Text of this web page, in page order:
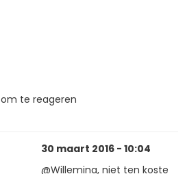
om te reageren
30 maart 2016 - 10:04
@Willemina, niet ten koste